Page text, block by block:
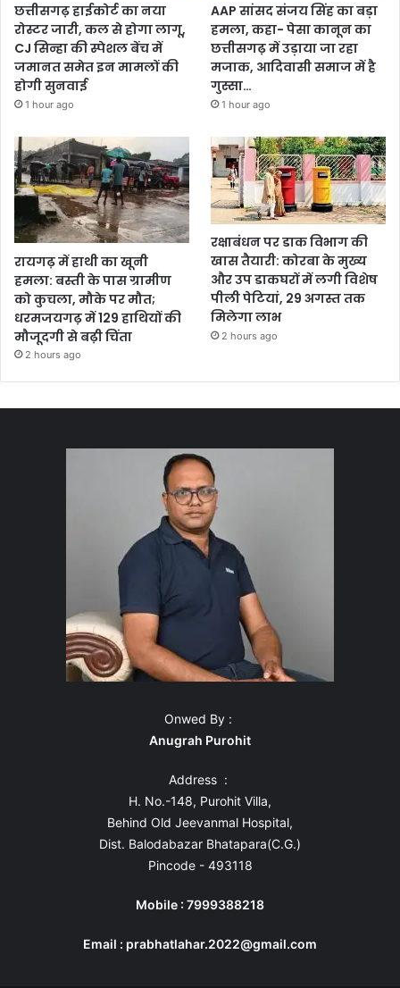
छत्तीसगढ़ हाईकोर्ट का नया
रोस्टर जारी, कल से होगा लागू,
CJ सिन्हा की स्पेशल बेंच में
जमानत समेत इन मामलों की
होगी सुनवाई
1 hour ago
AAP सांसद संजय सिंह का बड़ा
हमला, कहा- पेसा कानून का
छत्तीसगढ़ में उड़ाया जा रहा
मजाक, आदिवासी समाज में है
गुस्सा…
1 hour ago
रायगढ़ में हाथी का खूनी
हमला: बस्ती के पास ग्रामीण
को कुचला, मौके पर मौत;
धरमजयगढ़ में 129 हाथियों की
मौजूदगी से बढ़ी चिंता
2 hours ago
रक्षाबंधन पर डाक विभाग की
खास तैयारी: कोरबा के मुख्य
और उप डाकघरों में लगी विशेष
पीली पेटियां, 29 अगस्त तक
मिलेगा लाभ
2 hours ago
Onwed By :
Anugrah Purohit
Address :
H. No.-148, Purohit Villa,
Behind Old Jeevanmal Hospital,
Dist. Balodabazar Bhatapara(C.G.)
Pincode - 493118
Mobile : 7999388218
Email : prabhatlahar.2022@gmail.com